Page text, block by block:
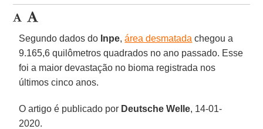
Segundo dados do Inpe,área desmatada chegou a
9.165,6 quilômetros quadrados no ano passado. Esse
foi a maior devastação no bioma registrada nos
últimos cinco anos.
O artigo é publicado por Deutsche Welle, 14-01-
2020.